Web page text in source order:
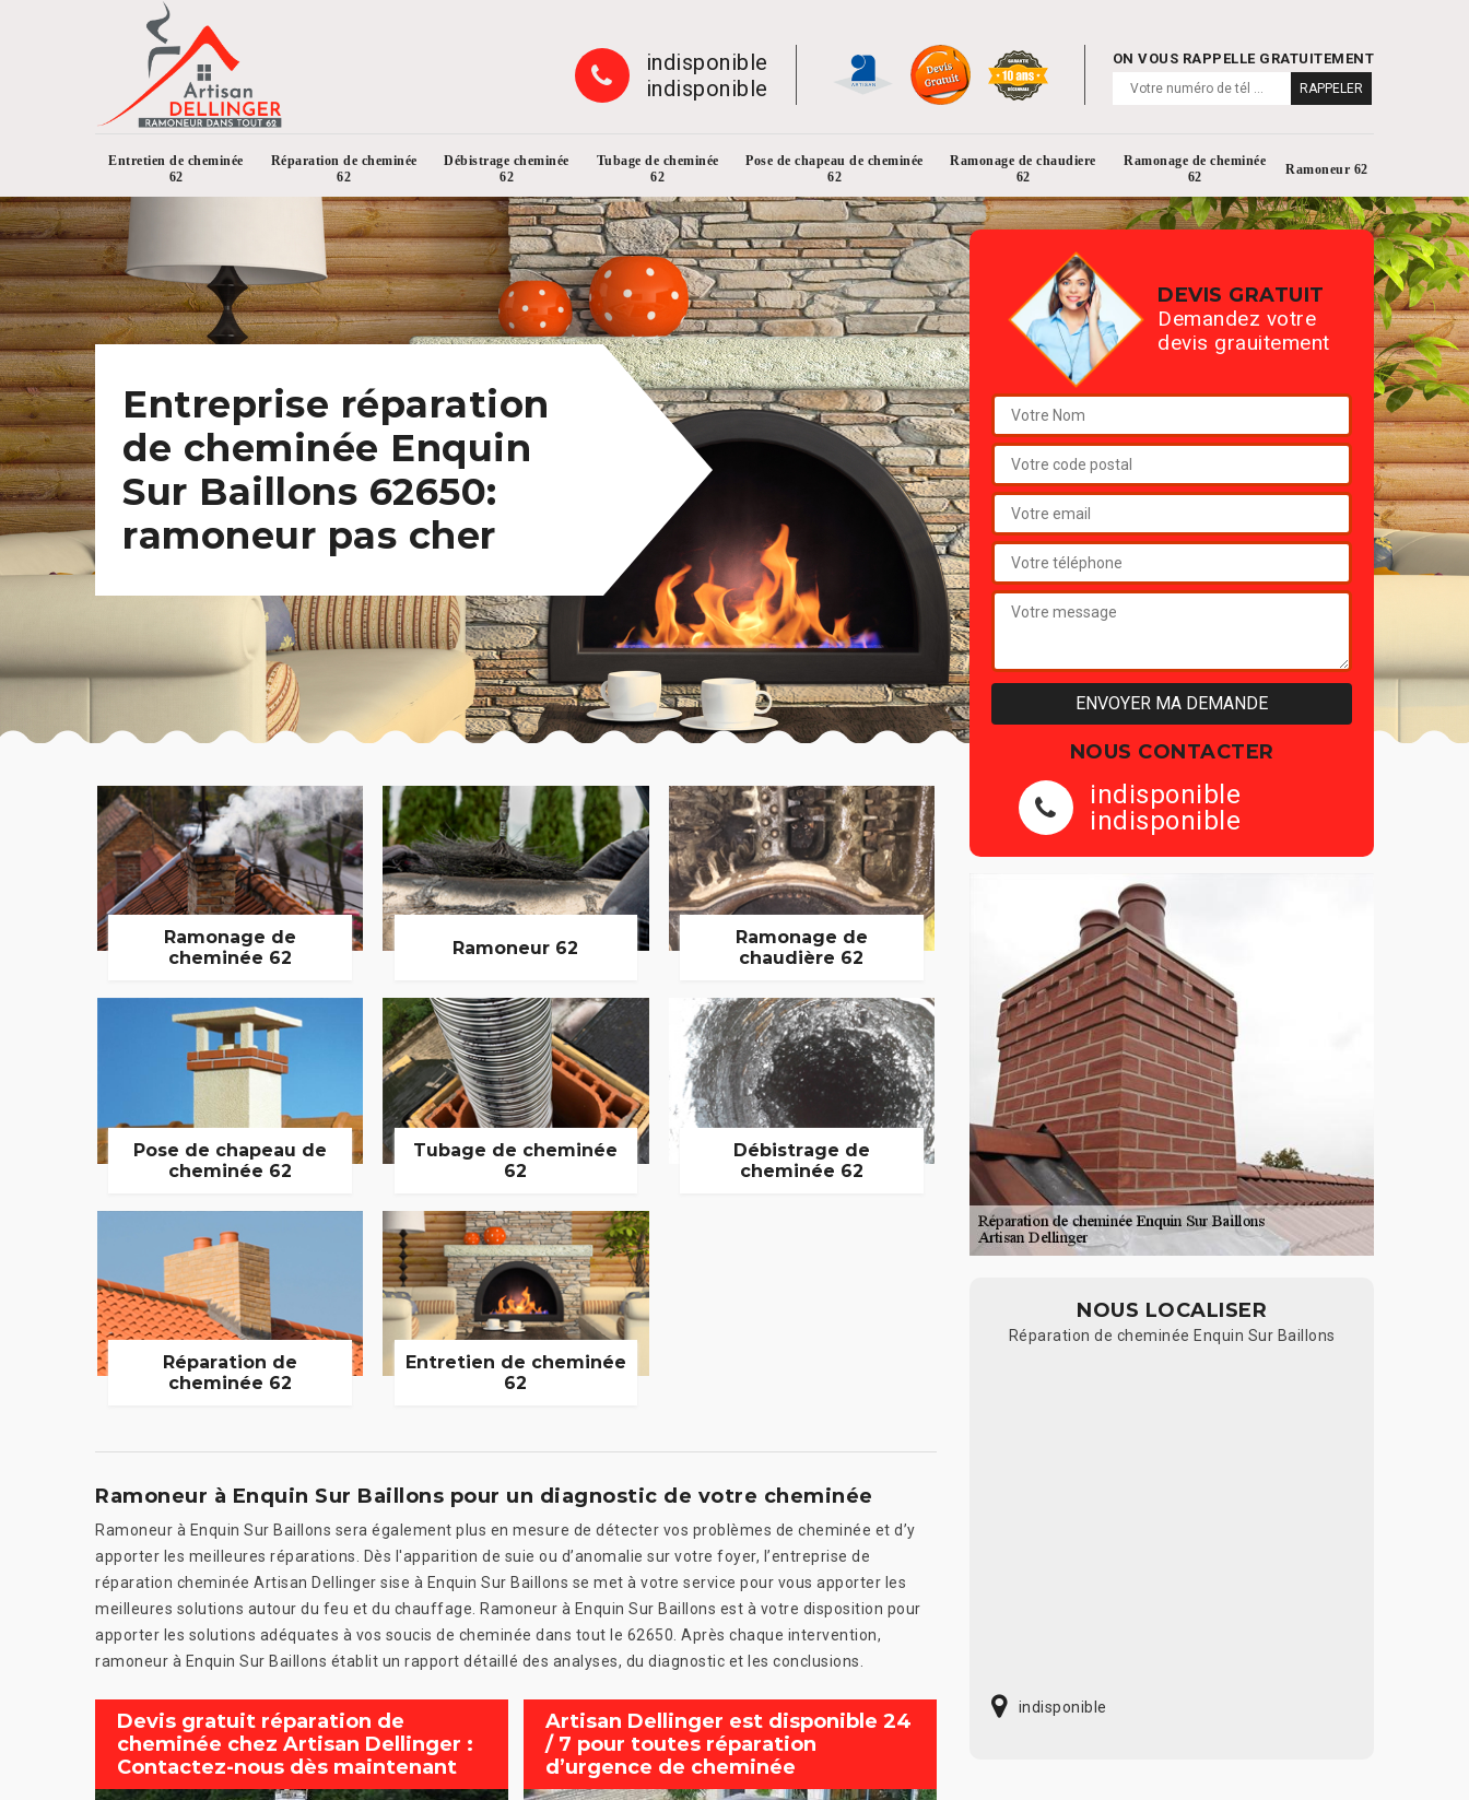
indisponible
indisponible
ON VOUS RAPPELLE GRATUITEMENT
Entretien de cheminée
62
Réparation de cheminée
62
Débistrage cheminée
62
Tubage de cheminée
62
Pose de chapeau de cheminée
62
Ramonage de chaudiere
62
Ramonage de cheminée
62
Ramoneur 62
Entreprise réparation
de cheminée Enquin
Sur Baillons 62650:
ramoneur pas cher
Ramonage de
cheminée 62
Ramoneur 62
Ramonage de
chaudière 62
Pose de chapeau de
cheminée 62
Tubage de cheminée
62
Débistrage de
cheminée 62
Réparation de
cheminée 62
Entretien de cheminée
62
Ramoneur à Enquin Sur Baillons pour un diagnostic de votre cheminée
Ramoneur à Enquin Sur Baillons sera également plus en mesure de détecter vos problèmes de cheminée et d’y
apporter les meilleures réparations. Dès l'apparition de suie ou d’anomalie sur votre foyer, l’entreprise de
réparation cheminée Artisan Dellinger sise à Enquin Sur Baillons se met à votre service pour vous apporter les
meilleures solutions autour du feu et du chauffage. Ramoneur à Enquin Sur Baillons est à votre disposition pour
apporter les solutions adéquates à vos soucis de cheminée dans tout le 62650. Après chaque intervention,
ramoneur à Enquin Sur Baillons établit un rapport détaillé des analyses, du diagnostic et les conclusions.
Devis gratuit réparation de
cheminée chez Artisan Dellinger :
Contactez-nous dès maintenant
Artisan Dellinger est disponible 24
/ 7 pour toutes réparation
d’urgence de cheminée
DEVIS GRATUIT
Demandez votre
devis grauitement
NOUS CONTACTER
indisponible
indisponible
NOUS LOCALISER
Réparation de cheminée Enquin Sur Baillons
indisponible